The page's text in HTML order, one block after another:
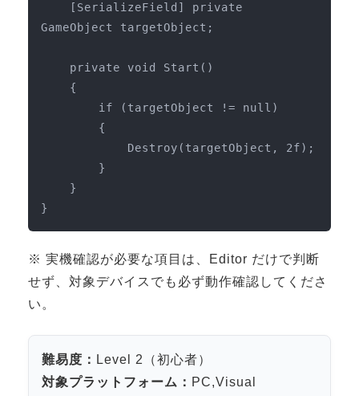
3D空間キャプチャーアプリ『Qoocan』
>XR Museum『Artlogue』開発中
Unity研修
Apple Vision Pro アプリ開発研修
HoloLens 2 アプリ開発研修
《研究会》
XRビジネスフォーラム
《展示会》
TOKYO DIGICONX2026
（1/8～10東京ビッグサイト）に出展。
GameObject targetObject;
}
※ 実機確認が必要な項目は、Editor だけで判断
せず、対象デバイスでも必ず動作確認してくださ
い。
難易度： Level 2（初心者）
対象プラットフォーム： PC,Visual